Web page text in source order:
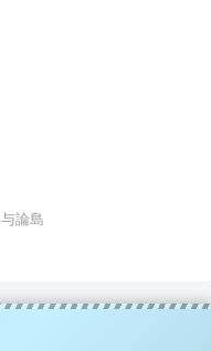
与論島